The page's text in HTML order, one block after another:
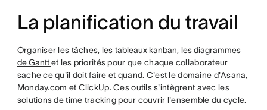
La planification du travail
Organiser les tâches, les tableaux kanban, les diagrammes
de Ganttet les priorités pour que chaque collaborateur
sache ce qu'il doit faire et quand. C'est le domaine d'Asana,
Monday.com et ClickUp. Ces outils s'intègrent avec les
solutions de time tracking pour couvrir l'ensemble du cycle.